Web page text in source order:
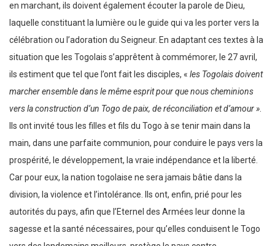
en marchant, ils doivent également écouter la parole de Dieu,
laquelle constituant la lumière ou le guide qui va les porter vers la
célébration ou l’adoration du Seigneur. En adaptant ces textes à la
situation que les Togolais s’apprêtent à commémorer, le 27 avril,
ils estiment que tel que l’ont fait les disciples, « les Togolais doivent
marcher ensemble dans le même esprit pour que nous cheminions
vers la construction d’un Togo de paix, de réconciliation et d’amour »
Ils ont invité tous les filles et fils du Togo à se tenir main dans la
main, dans une parfaite communion, pour conduire le pays vers la
prospérité, le développement, la vraie indépendance et la liberté.
Car pour eux, la nation togolaise ne sera jamais bâtie dans la
division, la violence et l’intolérance. Ils ont, enfin, prié pour les
autorités du pays, afin que l’Eternel des Armées leur donne la
sagesse et la santé nécessaires, pour qu’elles conduisent le Togo